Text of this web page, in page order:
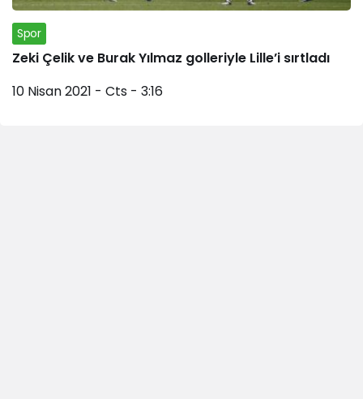
Spor
Zeki Çelik ve Burak Yılmaz golleriyle Lille’i sırtladı
10 Nisan 2021 - Cts - 3:16